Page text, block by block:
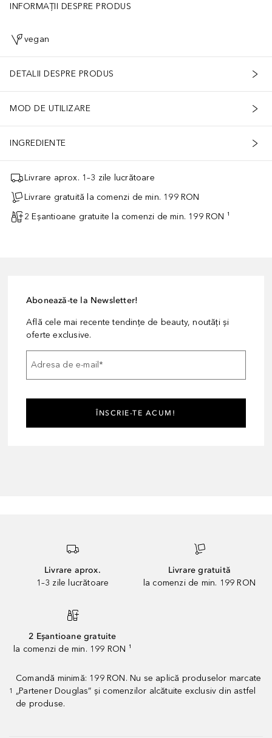
INFORMAȚII DESPRE PRODUS
vegan
DETALII DESPRE PRODUS
MOD DE UTILIZARE
INGREDIENTE
Livrare aprox. 1–3 zile lucrătoare
Livrare gratuită la comenzi de min. 199 RON
2 Eșantioane gratuite la comenzi de min. 199 RON ¹
Abonează-te la Newsletter!
Află cele mai recente tendințe de beauty, noutăți și
oferte exclusive.
Adresa de e-mail*
ÎNSCRIE-TE ACUM!
Livrare aprox.
1–3 zile lucrătoare
Livrare gratuită
la comenzi de min. 199 RON
2 Eșantioane gratuite
la comenzi de min. 199 RON ¹
1
Comandă minimă: 199 RON. Nu se aplică produselor marcate
„Partener Douglas” și comenzilor alcătuite exclusiv din astfel
de produse.